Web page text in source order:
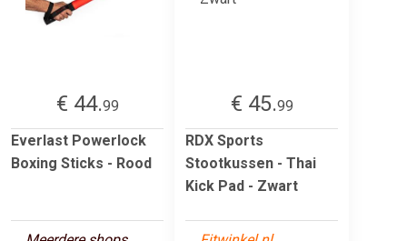
€ 44.99
Everlast Powerlock
Boxing Sticks - Rood
€ 45.99
RDX Sports
Stootkussen - Thai
Kick Pad - Zwart